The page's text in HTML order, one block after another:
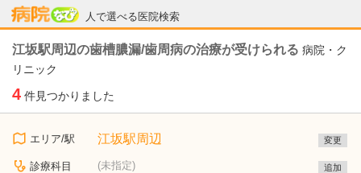
人で選べる医院検索
病院なび
江坂駅周辺の歯槽膿漏/歯周病の治療が受けられる 病院・ク
リニック
4 件見つかりました
エリア/駅 江坂駅周辺 変更
診療科目 (未指定) 追加